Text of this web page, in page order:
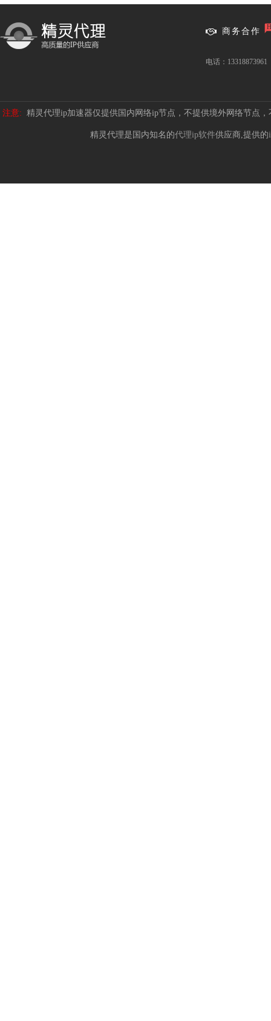
商务合作
电话：13318873961
注意: 精灵代理ip加速器仅提供国内网络ip节点，不提供境外网络节点
精灵代理是国内知名的代理ip软件供应商,提供的